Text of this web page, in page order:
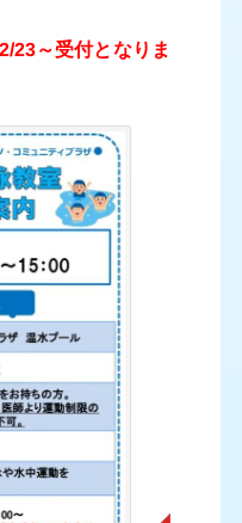
23～受付となりま